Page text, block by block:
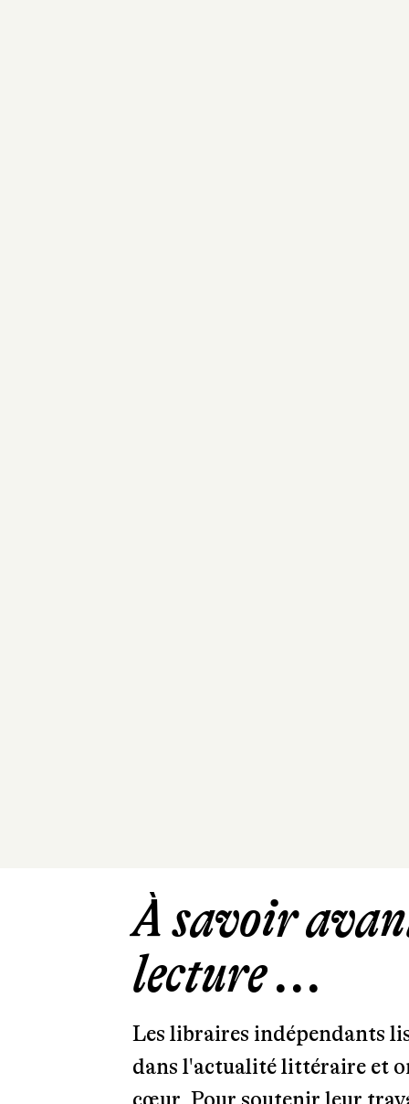
À savoir
lecture ...
Les libraires indépendants
dans l'actualité littéraire et